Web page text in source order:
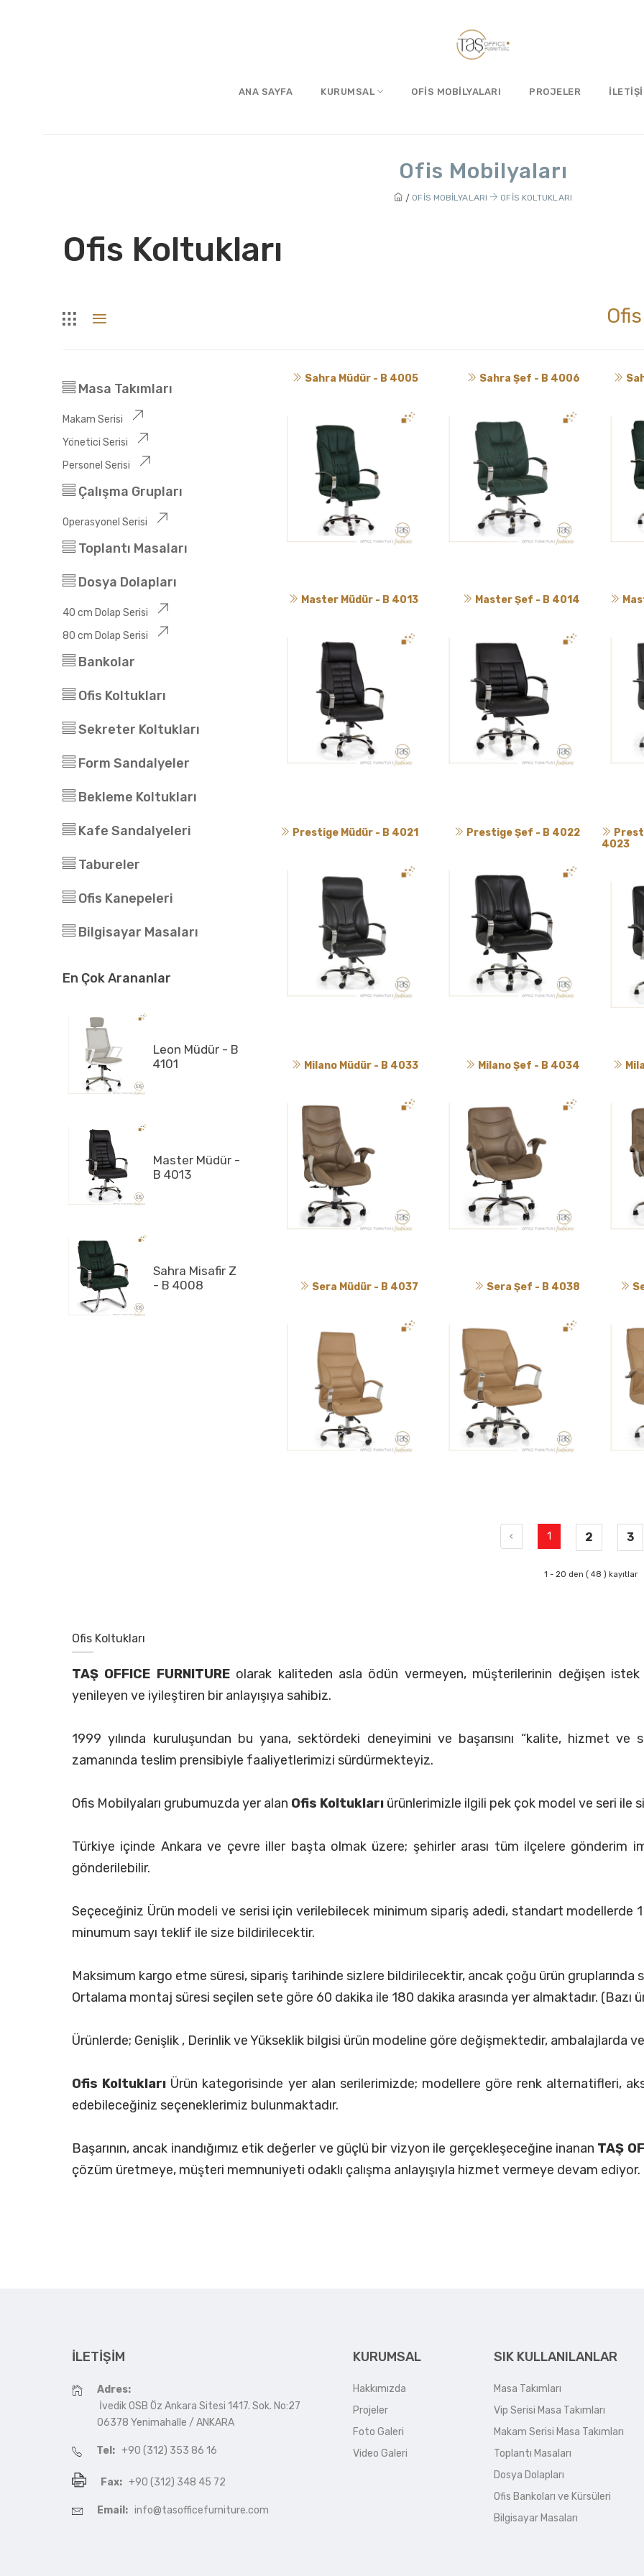
ANA SAYFA KURUMSAL OFIS MOBILYALARI PROJELER
Ofis Mobilyaları
OFIS MOBILYALARI OFIS KOLTUKLARI
Ofis Koltukları
Masa Takımları
Makam Serisi
Yönetici Serisi
Personel Serisi
Çalışma Grupları
Operasyonel Serisi
Toplantı Masaları
Dosya Dolapları
40 cm Dolap Serisi
80 cm Dolap Serisi
Bankolar
Ofis Koltukları
Sekreter Koltukları
Form Sandalyeler
Bekleme Koltukları
Kafe Sandalyeleri
Tabureler
Ofis Kanepeleri
Bilgisayar Masaları
En Çok Arananlar
Leon Müdür - B
4101
Master Müdür -
B 4013
Sahra Misafir Z
- B 4008
Sahra Müdür - B 4005 Sahra Şef - B 4006
Master Müdür - B 4013 Master Şef - B 4014
Prestige Müdür - B 4021 Prestige Şef - B 4022
4023
Milano Müdür - B 4033 Milano Şef - B 4034
Sera Müdür - B 4037 Sera Şef - B 4038
‹ 1 2 3
1 - 20 den ( 48 ) kayıtlar
Ofis Koltukları
TAŞ OFFICE FURNITUREolarak kaliteden asla ödün vermeyen, müşterilerinin değişen istek
yenileyen ve iyileştiren bir anlayışıya sahibiz.
1999 yılında kuruluşundan bu yana, sektördeki deneyimini ve başarısını “kalite, hizmet ve
zamanında teslim prensibiyle faaliyetlerimizi sürdürmekteyiz.
Ofis Mobilyaları grubumuzda yer alan Ofis Koltukları ürünlerimizle ilgili pek çok model ve seri ile
Türkiye içinde Ankara ve çevre iller başta olmak üzere; şehirler arası tüm ilçelere gönderim
gönderilebilir.
Seçeceğiniz Ürün modeli ve serisi için verilebilecek minimum sipariş adedi, standart modellerde
minumum sayı teklif ile size bildirilecektir.
Maksimum kargo etme süresi, sipariş tarihinde sizlere bildirilecektir, ancak çoğu ürün gruplarında
Ortalama montaj süresi seçilen sete göre 60 dakika ile 180 dakika arasında yer almaktadır. (Bazı
Ürünlerde; Genişlik , Derinlik ve Yükseklik bilgisi ürün modeline göre değişmektedir, ambalajlarda
Ofis Koltukları Ürün kategorisinde yer alan serilerimizde; modellere göre renk alternatifleri,
edebileceğiniz seçeneklerimiz bulunmaktadır.
Başarının, ancak inandığımız etik değerler ve güçlü bir vizyon ile gerçekleşeceğine inanan TAŞ
çözüm üretmeye, müşteri memnuniyeti odaklı çalışma anlayışıyla hizmet vermeye devam ediyor.
İLETIŞIM
Adres:
İvedik OSB Öz Ankara Sitesi 1417. Sok. No:27
06378 Yenimahalle / ANKARA
Tel: +90 (312) 353 86 16
Fax: +90 (312) 348 45 72
Email: info@tasofficefurniture.com
KURUMSAL
Hakkımızda
Projeler
Foto Galeri
Video Galeri
SIK KULLANILANLAR
Masa Takımları
Vip Serisi Masa Takımları
Makam Serisi Masa Takımları
Toplantı Masaları
Dosya Dolapları
Ofis Bankoları ve Kürsüleri
Bilgisayar Masaları